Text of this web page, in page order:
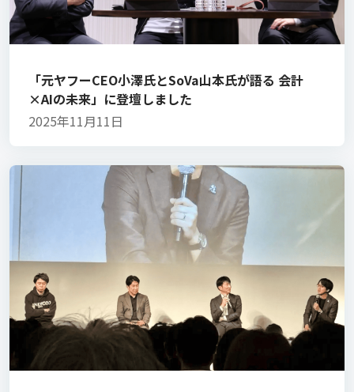
「元ヤフーCEO小澤氏とSoVa山本氏が語る 会計
×AIの未来」に登壇しました
2025年11月11日